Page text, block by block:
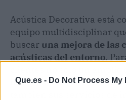
Que.es - Do Not Process
Acústica Decorativa está
equipo multidisciplinar
buscaruna mejora de las
acústicas del entorno.
materiales acústicos a un